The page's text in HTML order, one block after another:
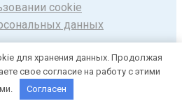
cookie
данных
автономное
Центр дополнительного
Краснодар
для хранения данных. Продолжая
свое согласие на работу с этими
Согласен